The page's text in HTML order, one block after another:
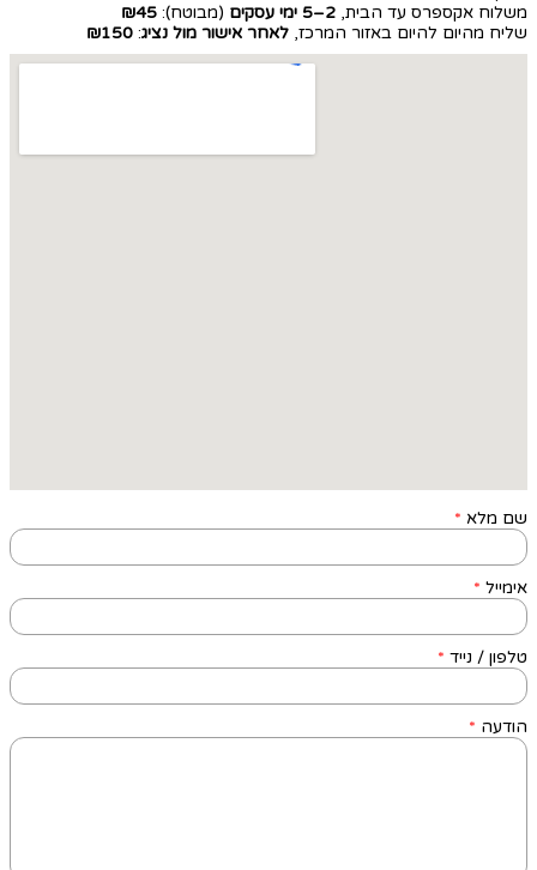
משלוח אקספרס עד הבית, 2–5 ימי עסקים (מבוטח): ₪45
שליח מהיום להיום באזור המרכז, לאחר אישור מול נציג:
₪150
שם מלא *
אימייל *
טלפון / נייד *
הודעה *